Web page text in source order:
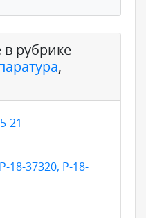
рубрике
,
21
18-37320, Р-18-